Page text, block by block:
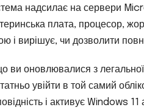
надсилає на сервери
плата, процесор,
і вирішує, чи дозволити
ви оновлювалися з
увійти в той самий
і активує Windows